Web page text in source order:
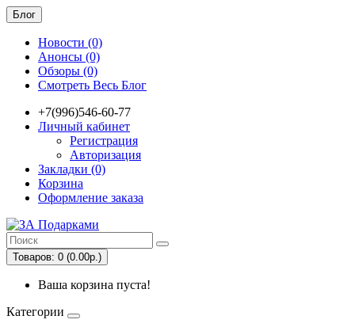
Блог
Новости (0)
Анонсы (0)
Обзоры (0)
Смотреть Весь Блог
+7(996)546-60-77
Личный кабинет
Регистрация
Авторизация
Закладки (0)
Корзина
Оформление заказа
Товаров: 0 (0.00р.)
Ваша корзина пуста!
Категории